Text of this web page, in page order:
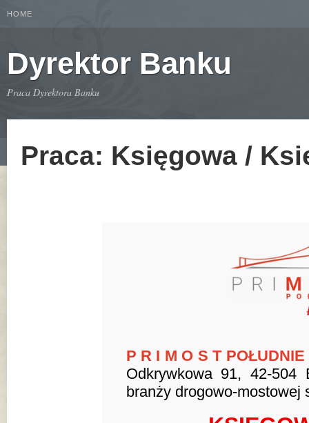
HOME
Dyrektor Banku
Praca Dyrektora Banku
Praca: Księgowa /
P R I M O S T
Odkrywkowa 91, 42-
branży drogowo-mostowej